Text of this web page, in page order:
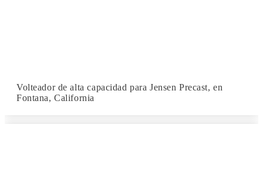
Volteador de alta capacidad para Jensen Precast, en
Fontana, California